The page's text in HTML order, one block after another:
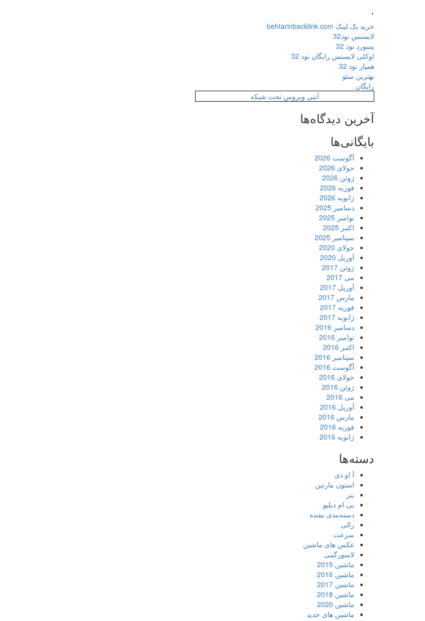
.
خرید بک لینک behtarinbacklink.com
لایسنس نود32
پسورد نود 32
اوکلی لایسنس رایگان نود 32
همیار نود 32
بهترین سئو
رایگان
آنتی ویروس تحت شبکه
آخرین دیدگاه‌ها
بایگانی‌ها
آگوست 2026
جولای 2026
ژوئن 2026
فوریه 2026
ژانویه 2026
دسامبر 2025
نوامبر 2025
اکتبر 2025
سپتامبر 2025
جولای 2020
آوریل 2020
ژوئن 2017
می 2017
آوریل 2017
مارس 2017
فوریه 2017
ژانویه 2017
دسامبر 2016
نوامبر 2016
اکتبر 2016
سپتامبر 2016
آگوست 2016
جولای 2016
ژوئن 2016
می 2016
آوریل 2016
مارس 2016
فوریه 2016
ژانویه 2016
دسته‌ها
آ او دی
استون مارتین
بنز
بی ام دبلیو
دسته‌بندی نشده
رالی
سرعت
عکس های ماشین
لامبورگینی
ماشین 2015
ماشین 2016
ماشین 2017
ماشین 2018
ماشین 2020
ماشین های جدید